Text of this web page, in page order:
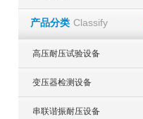
产品分类 Classify
高压耐压试验设备
变压器检测设备
串联谐振耐压设备